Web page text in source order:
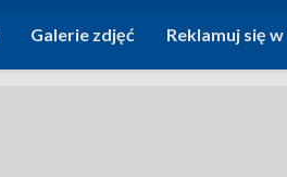
Galerie zdjęć Reklamuj się